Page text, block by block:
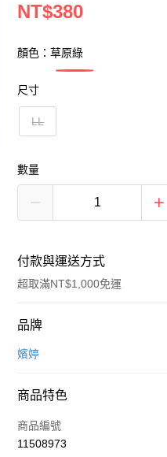
NT$380
顏色：草原綠
尺寸
LL
數量
付款與運送方式
超取滿NT$1,000免運
付款方式
信用卡一次付款
街口支付
品牌
嬪婷
商品特色
商品編號
11508973